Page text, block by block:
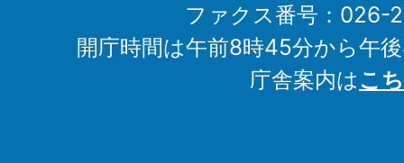
ファクス番号：026-
開庁時間は午前8時45分から午
庁舎案内はこ